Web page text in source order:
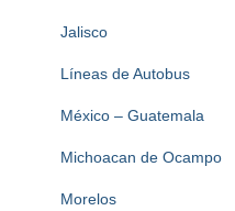
Jalisco
Líneas de Autobus
México – Guatemala
Michoacan de Ocampo
Morelos